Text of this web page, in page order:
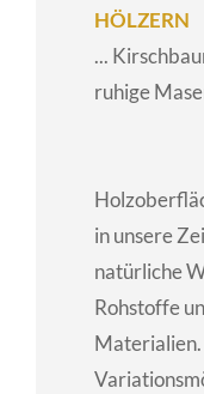
HÖLZERN
...
ruhige
in unsere
natürliche
Rohstoffe